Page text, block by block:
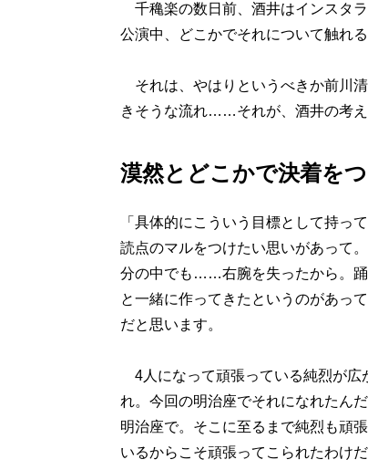
千穐楽の数日前、酒井はインスタ
公演中、どこかでそれについて触れ
それは、やはりというべきか前川
きそうな流れ……それが、酒井の考え
漠然とどこかで決着を
「具体的にこういう目標として持っ
読点のマルをつけたい思いがあって
分の中でも……右腕を失ったから。踊
と一緒に作ってきたというのがあっ
だと思います。
4人になって頑張っている純烈が広
れ。今回の明治座でそれになれたん
明治座で。そこに至るまで純烈も頑
いるからこそ頑張ってこられたわけだ